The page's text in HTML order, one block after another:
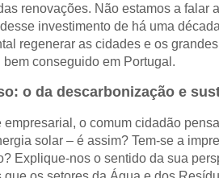
renovações. Não estamos a falar
investimento de há uma
regenerar as cidades e os
conseguido em Portugal.
o da descarbonização e
o comum cidadão
solar – é assim? Tem-se a
Explique-nos o sentido da sua